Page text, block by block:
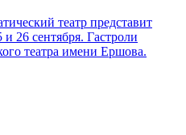
театр представит
26 сентября. Гастроли
театра имени Ершова.